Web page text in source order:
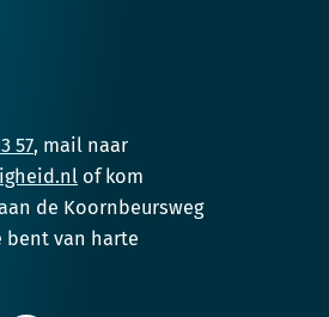
57, mail naar
of kom
de Koornbeursweg
bent van harte